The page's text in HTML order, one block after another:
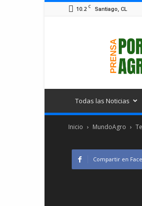
10.2 C Santiago, CL
Todas las Noticias
Inicio MundoAgro
Compartir en